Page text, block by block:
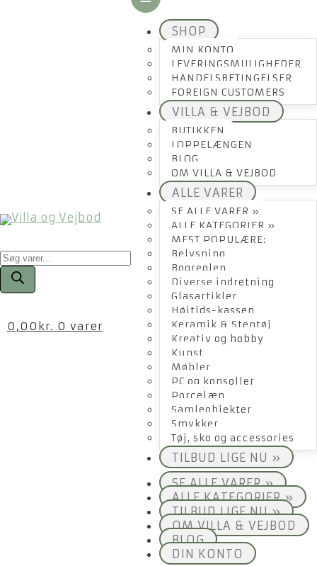
Products
search
0,00 kr. 0 varer
SHOP
MIN KONTO
LEVERINGSMULIGHEDER
HANDELSBETINGELSER
FOREIGN CUSTOMERS
VILLA & VEJBOD
BUTIKKEN
LOPPELÆNGEN
BLOG
OM VILLA & VEJBOD
ALLE VARER
SE ALLE VARER »
ALLE KATEGORIER »
MEST POPULÆRE:
Belysning
Bogreolen
Diverse indretning
Glasartikler
Højtids-kassen
Keramik & Stentøj
Kreativ og hobby
Kunst
Møbler
PC og konsoller
Porcelæn
Samleobjekter
Smykker
Tøj, sko og accessories
TILBUD LIGE NU »
SE ALLE VARER »
ALLE KATEGORIER »
TILBUD LIGE NU »
OM VILLA & VEJBOD
BLOG
DIN KONTO